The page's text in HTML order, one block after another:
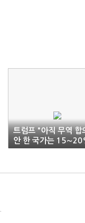
트럼프 "아직 무역 합
안 한 국가는
기본 관세"